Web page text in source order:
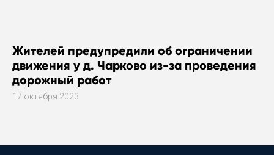
Жителей предупредили об ограничении
движения у д. Чарково из-за проведения
дорожный работ
17 октября 2023